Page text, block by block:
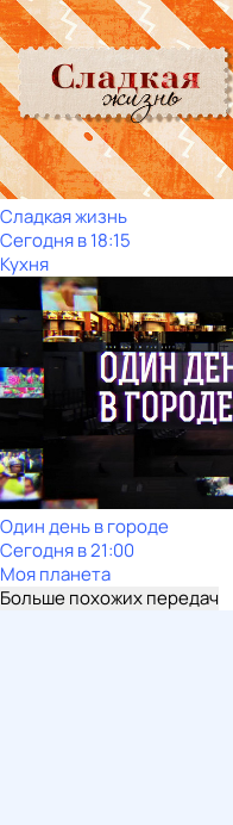
Сладкая жизнь
Сегодня в 18:15
Кухня
Один день в городе
Сегодня в 21:00
Моя планета
Больше похожих передач